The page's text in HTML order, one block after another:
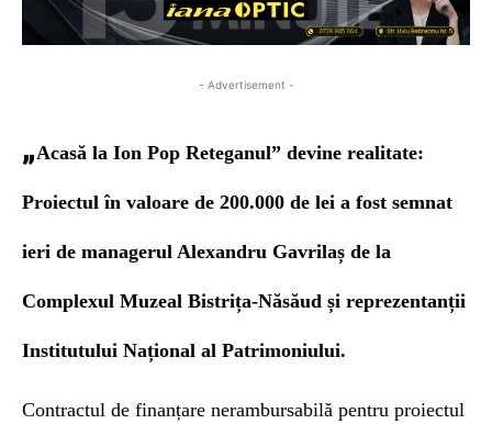
- Advertisement -
„Acasă la Ion Pop Reteganul” devine realitate:
Proiectul în valoare de 200.000 de lei a fost semnat
ieri de managerul Alexandru Gavrilaș de la
Complexul Muzeal Bistrița-Năsăud și reprezentanții
Institutului Național al Patrimoniului.
Contractul de finanțare nerambursabilă pentru proiectul